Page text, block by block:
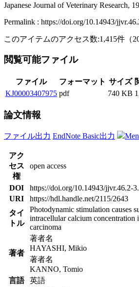
Japanese Journal of Veterinary Research,
Permalink : https://doi.org/10.14943/
このアイテムのアクセス数:1,415件 （
閲覧可能ファイル
ファイル フォーマット サイズ
KJ00003407975 pdf 740 KB
論文情報
ファイル出力 EndNote Basic出力
アク
セス
権
open access
DOI
https://doi.org/10.14943/jjvr.46.2-
URI
https://hdl.handle.net/2115/2643
タイ
トル
Photodynamic stimulation causes
intracellular calcium concentration
carcinoma
著者
著者名
HAYASHI, Mikio
著者名
KANNO, Tomio
言語
英語